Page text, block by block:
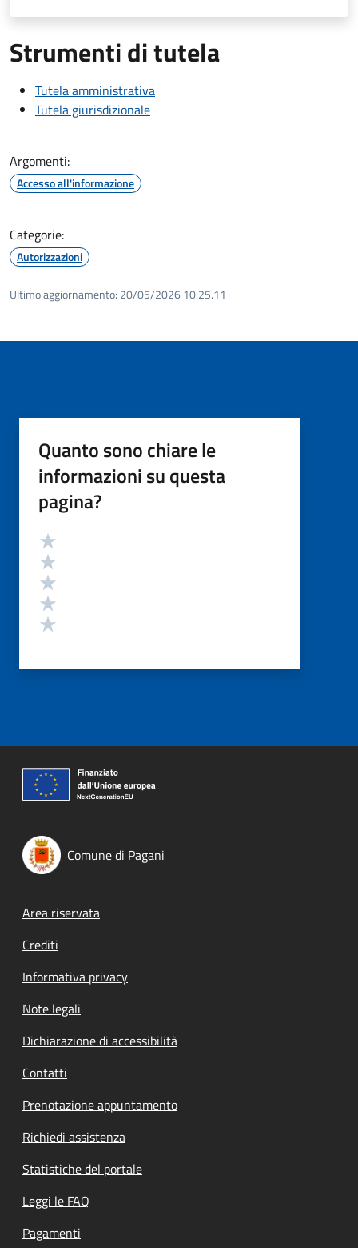
Strumenti di tutela
Tutela amministrativa
Tutela giurisdizionale
Argomenti:
Accesso all'informazione
Categorie:
Autorizzazioni
Ultimo aggiornamento: 20/05/2026 10:25.11
Quanto sono chiare le
informazioni su questa
pagina?
Valutazione
Comune di Pagani
Footer menu
Area riservata
Crediti
Informativa privacy
Note legali
Dichiarazione di accessibilità
Contatti
Prenotazione appuntamento
Richiedi assistenza
Statistiche del portale
Leggi le FAQ
Pagamenti